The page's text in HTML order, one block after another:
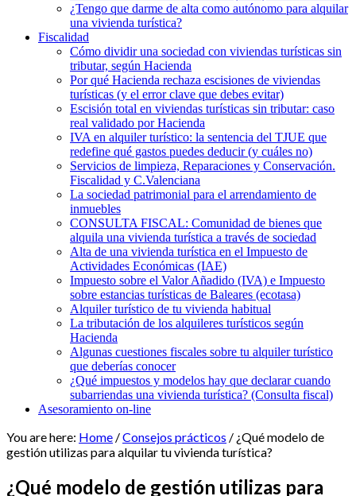
¿Tengo que darme de alta como autónomo para alquilar
una vivienda turística?
Fiscalidad
Cómo dividir una sociedad con viviendas turísticas sin
tributar, según Hacienda
Por qué Hacienda rechaza escisiones de viviendas
turísticas (y el error clave que debes evitar)
Escisión total en viviendas turísticas sin tributar: caso
real validado por Hacienda
IVA en alquiler turístico: la sentencia del TJUE que
redefine qué gastos puedes deducir (y cuáles no)
Servicios de limpieza, Reparaciones y Conservación.
Fiscalidad y C.Valenciana
La sociedad patrimonial para el arrendamiento de
inmuebles
CONSULTA FISCAL: Comunidad de bienes que
alquila una vivienda turística a través de sociedad
Alta de una vivienda turística en el Impuesto de
Actividades Económicas (IAE)
Impuesto sobre el Valor Añadido (IVA) e Impuesto
sobre estancias turísticas de Baleares (ecotasa)
Alquiler turístico de tu vivienda habitual
La tributación de los alquileres turísticos según
Hacienda
Algunas cuestiones fiscales sobre tu alquiler turístico
que deberías conocer
¿Qué impuestos y modelos hay que declarar cuando
subarriendas una vivienda turística? (Consulta fiscal)
Asesoramiento on-line
You are here: Home /Consejos prácticos / ¿Qué modelo de
gestión utilizas para alquilar tu vivienda turística?
¿Qué modelo de gestión utilizas para